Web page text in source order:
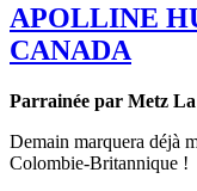
APOLLINE
CANADA
Parrainée par Metz
Demain marquera déjà
Colombie-Britannique !